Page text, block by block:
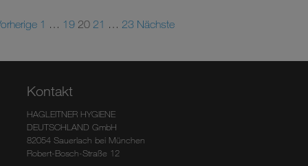
1 … 19 20 21 … 23 Nächste
Kontakt
HAGLEITNER HYGIENE
DEUTSCHLAND GmbH
82054 Sauerlach bei München
Robert-Bosch-Straße 12